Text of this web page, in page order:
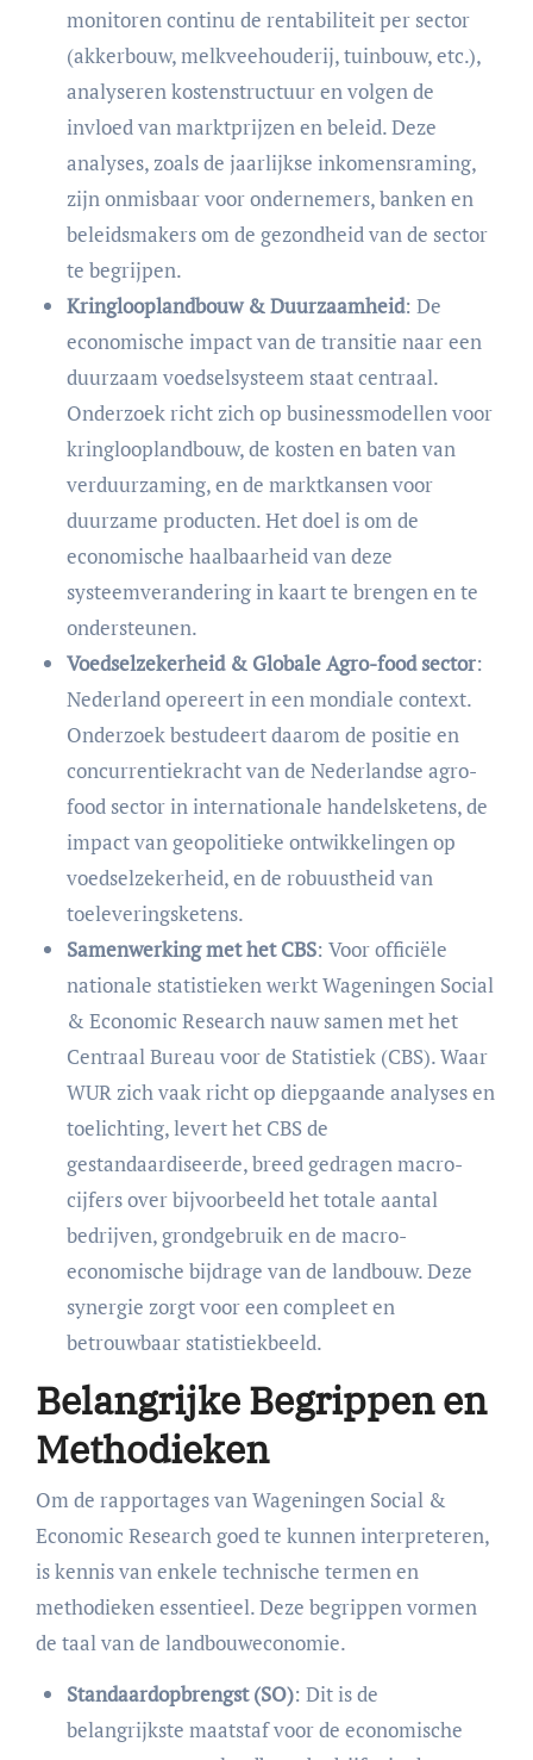
monitoren continu de rentabiliteit per sector
(akkerbouw, melkveehouderij, tuinbouw, etc.),
analyseren kostenstructuur en volgen de
invloed van marktprijzen en beleid. Deze
analyses, zoals de jaarlijkse inkomensraming,
zijn onmisbaar voor ondernemers, banken en
beleidsmakers om de gezondheid van de sector
te begrijpen.
Kringlooplandbouw & Duurzaamheid: De
economische impact van de transitie naar een
duurzaam voedselsysteem staat centraal.
Onderzoek richt zich op businessmodellen voor
kringlooplandbouw, de kosten en baten van
verduurzaming, en de marktkansen voor
duurzame producten. Het doel is om de
economische haalbaarheid van deze
systeemverandering in kaart te brengen en te
ondersteunen.
Voedselzekerheid & Globale Agro-food sector:
Nederland opereert in een mondiale context.
Onderzoek bestudeert daarom de positie en
concurrentiekracht van de Nederlandse agro-
food sector in internationale handelsketens, de
impact van geopolitieke ontwikkelingen op
voedselzekerheid, en de robuustheid van
toeleveringsketens.
Samenwerking met het CBS: Voor officiële
nationale statistieken werkt Wageningen Social
& Economic Research nauw samen met het
Centraal Bureau voor de Statistiek (CBS). Waar
WUR zich vaak richt op diepgaande analyses en
toelichting, levert het CBS de
gestandaardiseerde, breed gedragen macro-
cijfers over bijvoorbeeld het totale aantal
bedrijven, grondgebruik en de macro-
economische bijdrage van de landbouw. Deze
synergie zorgt voor een compleet en
betrouwbaar statistiekbeeld.
Belangrijke Begrippen en
Methodieken
Om de rapportages van Wageningen Social &
Economic Research goed te kunnen interpreteren,
is kennis van enkele technische termen en
methodieken essentieel. Deze begrippen vormen
de taal van de landbouweconomie.
Standaardopbrengst (SO): Dit is de
belangrijkste maatstaf voor de economische